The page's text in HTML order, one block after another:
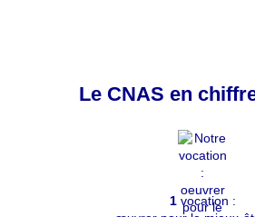
Le CNAS en
1 vocation :